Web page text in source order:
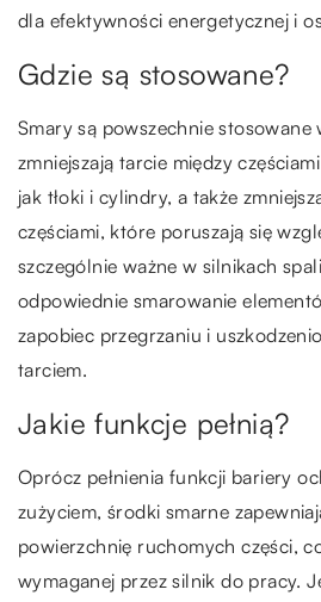
dla efektywności energetycznej i
Gdzie są stosowane?
Smary są powszechnie stosowane
zmniejszają tarcie między
jak tłoki i cylindry, a także
częściami, które poruszają się
szczególnie ważne w silnikach
odpowiednie smarowanie
zapobiec przegrzaniu i
tarciem.
Jakie funkcje pełnią?
Oprócz pełnienia funkcji bariery
zużyciem, środki smarne
powierzchnię ruchomych części,
wymaganej przez silnik do pracy.